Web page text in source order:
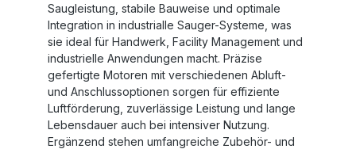
Saugleistung, stabile Bauweise und optimale
Integration in industrialle Sauger-Systeme, was
sie ideal für Handwerk, Facility Management und
industrielle Anwendungen macht. Präzise
gefertigte Motoren mit verschiedenen Abluft-
und Anschlussoptionen sorgen für effiziente
Luftförderung, zuverlässige Leistung und lange
Lebensdauer auch bei intensiver Nutzung.
Ergänzend stehen umfangreiche Zubehör- und